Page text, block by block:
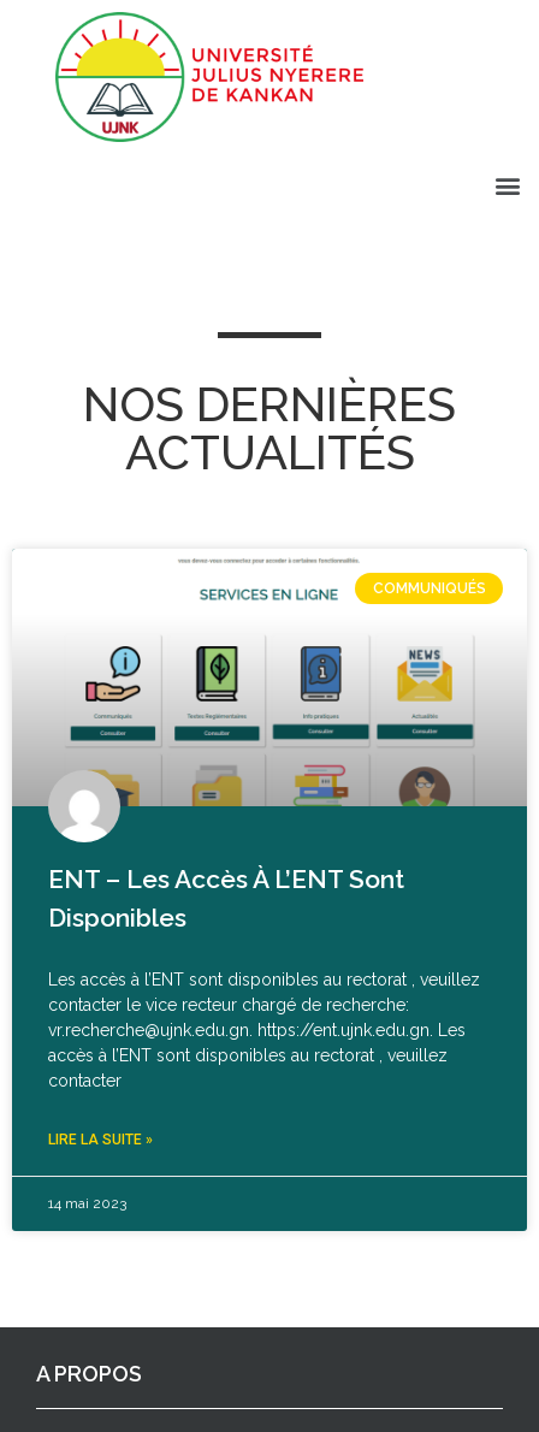
NOS DERNIÈRES
ACTUALITÉS
COMMUNIQUÉS
ENT – Les Accès À L’ENT Sont
Disponibles
Les accès à l’ENT sont disponibles au rectorat , veuillez
contacter le vice recteur chargé de recherche:
vr.recherche@ujnk.edu.gn. https://ent.ujnk.edu.gn. Les
accès à l’ENT sont disponibles au rectorat , veuillez
contacter
LIRE LA SUITE »
14 mai 2023
A PROPOS